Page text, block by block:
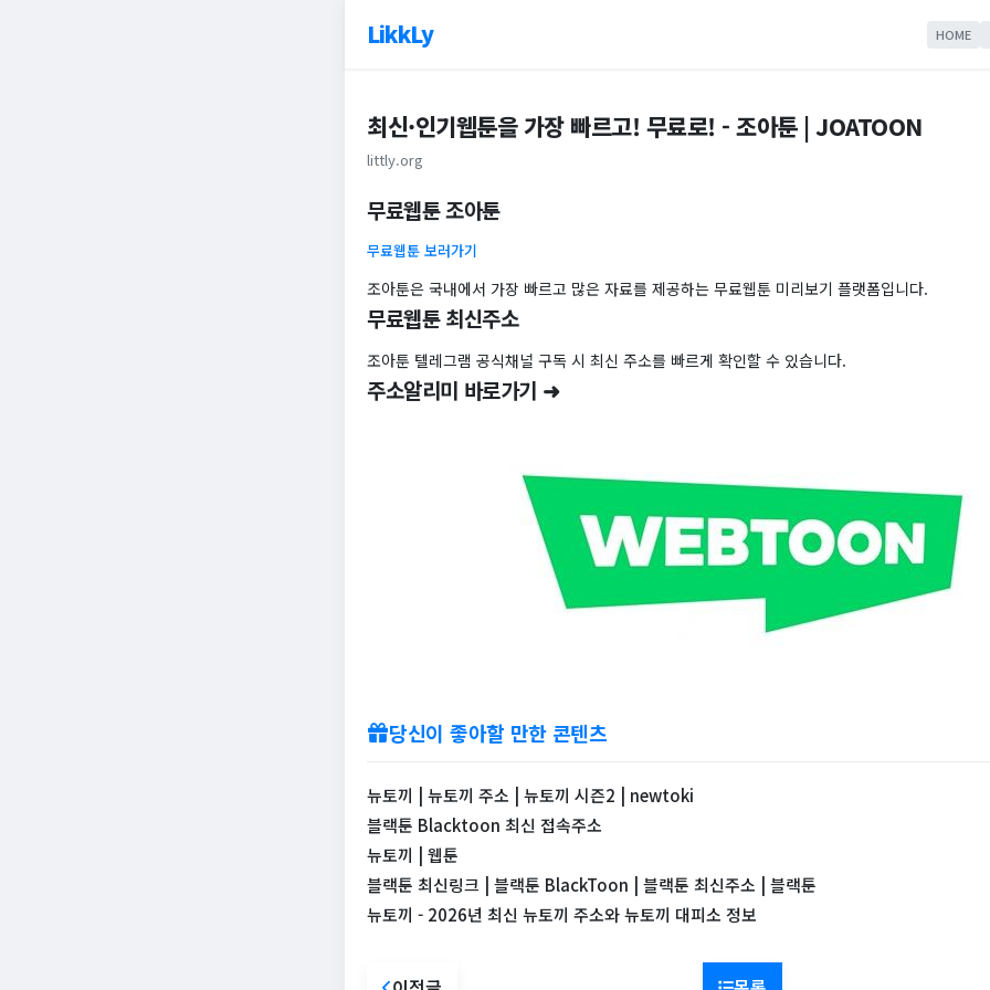
LikkLy HOME
최신·인기웹툰을 가장 빠르고! 무료로! - 조아툰 | JOATOON
littly.org
무료웹툰 조아툰
무료웹툰 보러가기
조아툰은 국내에서 가장 빠르고 많은 자료를 제공하는 무료웹툰 미리보기 플랫폼입니다.
무료웹툰 최신주소
조아툰 텔레그램 공식채널 구독 시 최신 주소를 빠르게 확인할 수 있습니다.
주소알리미 바로가기 ➜
당신이 좋아할 만한 콘텐츠
뉴토끼 | 뉴토끼 주소 | 뉴토끼 시즌2 | newtoki
블랙툰 Blacktoon 최신 접속주소
뉴토끼 | 웹툰
블랙툰 최신링크 | 블랙툰 BlackToon | 블랙툰 최신주소 | 블랙툰
뉴토끼 - 2026년 최신 뉴토끼 주소와 뉴토끼 대피소 정보